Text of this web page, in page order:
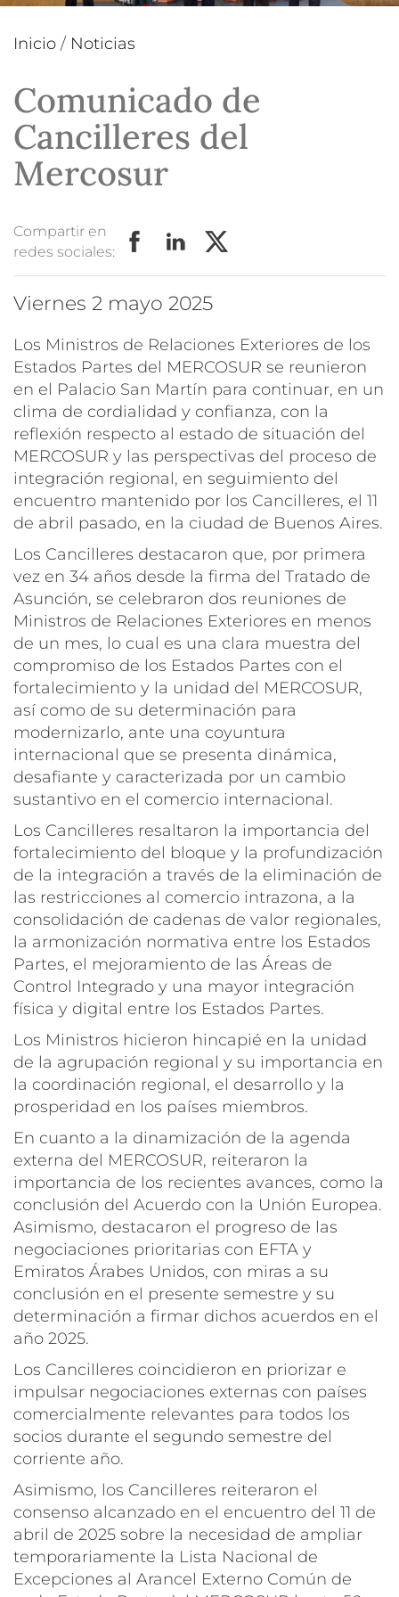
Inicio / Noticias
Comunicado de
Cancilleres del
Mercosur
Compartir en
redes sociales:
viernes 2 mayo 2025
Los Ministros de Relaciones Exteriores de los
Estados Partes del MERCOSUR se reunieron
en el Palacio San Martín para continuar, en un
clima de cordialidad y confianza, con la
reflexión respecto al estado de situación del
MERCOSUR y las perspectivas del proceso de
integración regional, en seguimiento del
encuentro mantenido por los Cancilleres, el 11
de abril pasado, en la ciudad de Buenos Aires.
Los Cancilleres destacaron que, por primera
vez en 34 años desde la firma del Tratado de
Asunción, se celebraron dos reuniones de
Ministros de Relaciones Exteriores en menos
de un mes, lo cual es una clara muestra del
compromiso de los Estados Partes con el
fortalecimiento y la unidad del MERCOSUR,
así como de su determinación para
modernizarlo, ante una coyuntura
internacional que se presenta dinámica,
desafiante y caracterizada por un cambio
sustantivo en el comercio internacional.
Los Cancilleres resaltaron la importancia del
fortalecimiento del bloque y la profundización
de la integración a través de la eliminación de
las restricciones al comercio intrazona, a la
consolidación de cadenas de valor regionales,
la armonización normativa entre los Estados
Partes, el mejoramiento de las Áreas de
Control Integrado y una mayor integración
física y digital entre los Estados Partes.
Los Ministros hicieron hincapié en la unidad
de la agrupación regional y su importancia en
la coordinación regional, el desarrollo y la
prosperidad en los países miembros.
En cuanto a la dinamización de la agenda
externa del MERCOSUR, reiteraron la
importancia de los recientes avances, como la
conclusión del Acuerdo con la Unión Europea.
Asimismo, destacaron el progreso de las
negociaciones prioritarias con EFTA y
Emiratos Árabes Unidos, con miras a su
conclusión en el presente semestre y su
determinación a firmar dichos acuerdos en el
año 2025.
Los Cancilleres coincidieron en priorizar e
impulsar negociaciones externas con países
comercialmente relevantes para todos los
socios durante el segundo semestre del
corriente año.
Asimismo, los Cancilleres reiteraron el
consenso alcanzado en el encuentro del 11 de
abril de 2025 sobre la necesidad de ampliar
temporariamente la Lista Nacional de
Excepciones al Arancel Externo Común de